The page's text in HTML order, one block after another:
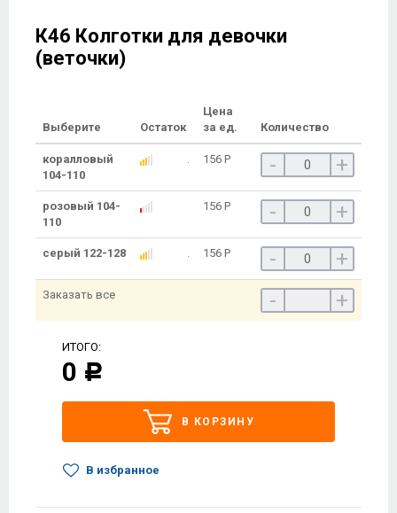
К46 Колготки для девочки
(веточки)
Выберите Остаток
Цена
за ед.
Количество
коралловый
104-110
156 Р - +
розовый 104-
110
156 Р - +
серый 122-128 156 Р - +
- +
ИТОГО:
0 Р
В КОРЗИНУ
В избранное